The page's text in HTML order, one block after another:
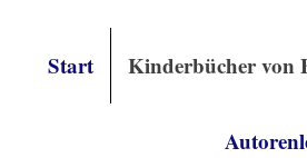
Start Kinderbücher von